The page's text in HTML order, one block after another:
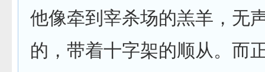
他像牵到宰杀场的羔羊，无
的，带着十字架的顺从。而